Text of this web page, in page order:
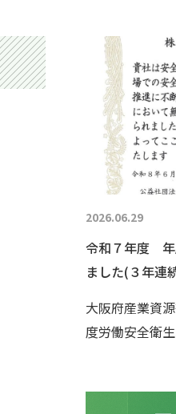
2026.06.29
令和７年度 年
ました(３年連
大阪府産業資
度労働安全衛